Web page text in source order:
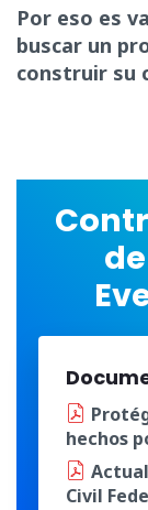
Por eso es
buscar un
construir su
hechos
Civil